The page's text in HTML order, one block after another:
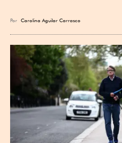
Por Carolina Aguilar Carrasco